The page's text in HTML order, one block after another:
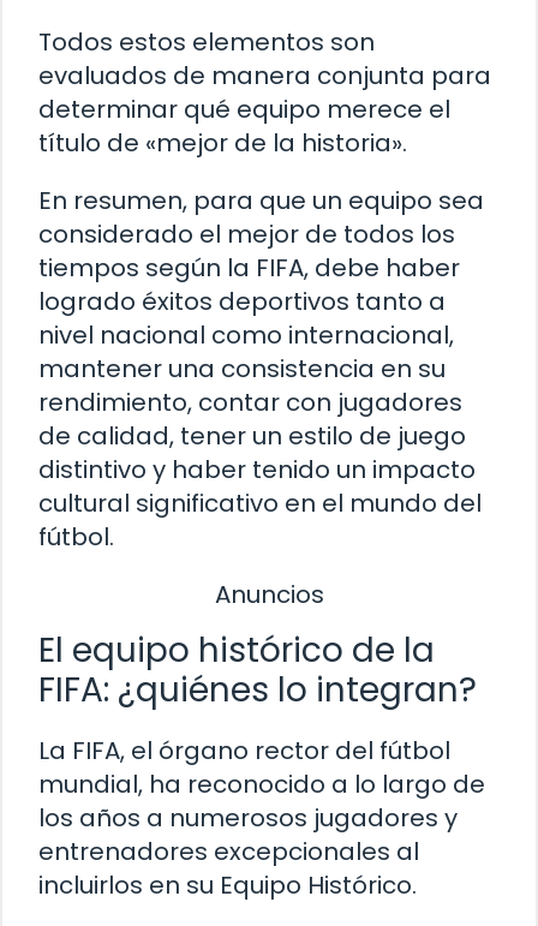
Todos estos elementos son
evaluados de manera conjunta para
determinar qué equipo merece el
título de «mejor de la historia».
En resumen, para que un equipo sea
considerado el mejor de todos los
tiempos según la FIFA, debe haber
logrado éxitos deportivos tanto a
nivel nacional como internacional,
mantener una consistencia en su
rendimiento, contar con jugadores
de calidad, tener un estilo de juego
distintivo y haber tenido un impacto
cultural significativo en el mundo del
fútbol.
Anuncios
El equipo histórico de la
FIFA: ¿quiénes lo integran?
La FIFA, el órgano rector del fútbol
mundial, ha reconocido a lo largo de
los años a numerosos jugadores y
entrenadores excepcionales al
incluirlos en su Equipo Histórico.